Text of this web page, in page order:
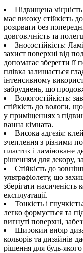
Підвищена
має високу стійкість
розірвати без
довговічність та
Зносостійкість:
захист поверхні від
допомагає зберегти її
плівка залишається
інтенсивному
забруднень, що
Вологостійкість:
стійкість до вологи,
у приміщеннях з
ванна кімната.
Висока адгезія:
зчеплення з різними
пластик і ламіноване
рішенням для декору,
Стійкість до
ультрафіолету, що
зберігати насиченість
експлуатації.
Тонкість і
легко формується та
вигнуті поверхні,
Широкий вибір
кольорів та дизайнів
рішення для будь-